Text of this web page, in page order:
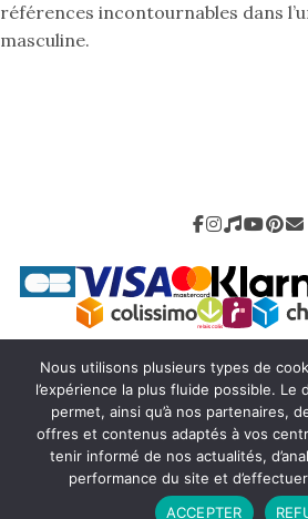
références incontournables dans
masculine.
Mentions légales-CGV-
-Charly H
© 2026 La Mode des Hommes.
Nous utilisons plusieurs types de
l’expérience la plus fluide possible. Le
permet, ainsi qu’à nos partenaires,
offres et contenus adaptés à vos
tenir informé de nos actualités,
performance du site et
ACCEPTER